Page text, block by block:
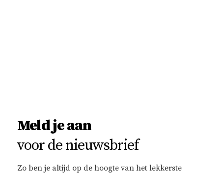
Meld je aan
voor de nieuwsbrief
Zo ben je altijd op de hoogte van het lekkerste